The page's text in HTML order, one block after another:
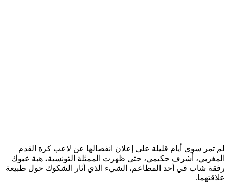
لم تمر سوى أيام قليلة على إعلان انفصالها عن لاعب كرة القدم
المغربي، أشرف حكيمي، حتى ظهرت الممثلة التونسية، هبة عبوك
رفقة شاب في أحد المطاعم، الشيء الذي أثار الشكوك حول طبيعة
علاقتهما.